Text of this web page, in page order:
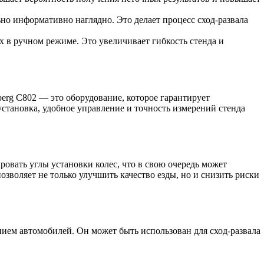
информативно наглядно. Это делает процесс сход-развала
в ручном режиме. Это увеличивает гибкость стенда и
C802 — это оборудование, которое гарантирует
удобное управление и точность измерений стенда
углы установки колес, что в свою очередь может
не только улучшить качество езды, но и снизить риски
автомобилей. Он может быть использован для сход-развала